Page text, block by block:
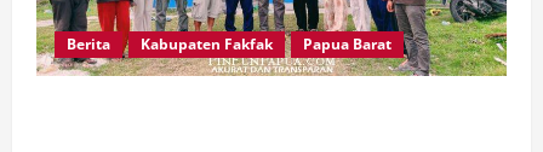
Berita Kabupaten Fakfak Papua Barat